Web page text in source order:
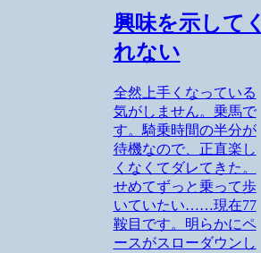
興味を示してく
れない
全然上手くなっている
気がしません。乗馬で
す。騎乗時間の半分が
待機なので、正直楽し
くなくてダレてきた。
せめてずっと乗って歩
いていたい……現在77
鞍目です。明らかにペ
ースがスローダウンし